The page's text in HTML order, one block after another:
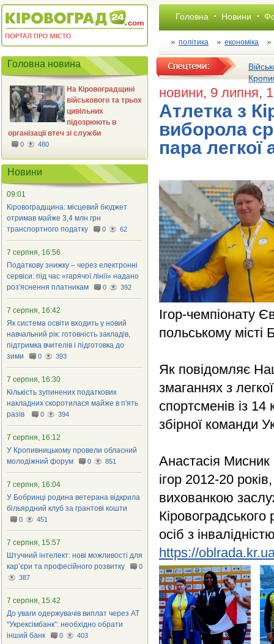
Головна Новини
політика економіка
новини, 9 липня,
Атлетка з
виборола
пара легкої
Ігор-чемпіонату
польському
Як повідомляє
змаганнях з
спортсменів із
збірної команди
Анастасія Мисник
ігор 2012-20
вихованкою
Кіровоградського
осіб з
https://
Головна новина
На Кіровоградщині
військового та трьох
цивільних
підозрюють в
організації втеч зі служби
0 480
Новини
09:01
Кіровоградщина: місцевий бюджет
отримав майже 3,4 млн грн
транспортного податку
0 62
7 серпня, 16:56
Податкову знижку – через електронні
сервіси: під час «гарячої лінії» надано
роз'яснення платникам
0 392
7 серпня, 16:42
Як система освіти входить у новий
навчальний рік: готовність закладів,
підтримка вчителів і підготовка до
зими
0 393
7 серпня, 16:30
Кількість зупинених податкових
накладних скоротилася майже в п'ять
разів
0 394
7 серпня, 16:12
У Кропивницькому провели обласний
молодіжний форум
0 851
7 серпня, 16:04
У Бобринці родина ветерана відкрила
більярдний клуб за грантові кошти
0 451
7 серпня, 15:57
Штучний інтелект: нові можливості для
кар’єри та професійного розвитку
0
387
7 серпня, 15:42
До уваги одержувачів виплат через АТ
“Укрексімбанк”: необхідно обрати
інший банк
0 403